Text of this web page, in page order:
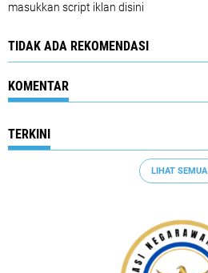
masukkan script iklan disini
TIDAK ADA REKOMENDASI
KOMENTAR
TERKINI
LIHAT SEMUA